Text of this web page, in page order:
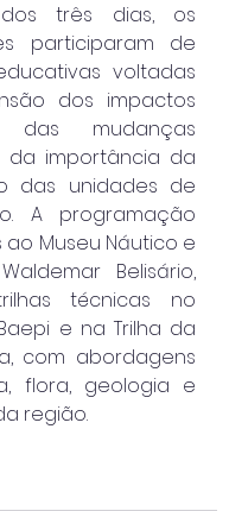
três dias, os
participaram de
voltadas
dos impactos
das mudanças
da importância da
das unidades de
A programação
ao Museu Náutico e
Belisário,
técnicas no
e na Trilha da
com abordagens
flora, geologia e
região.